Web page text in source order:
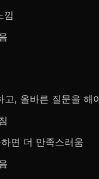
낌
고, 올바른 질문을 해
면 더 만족스러움